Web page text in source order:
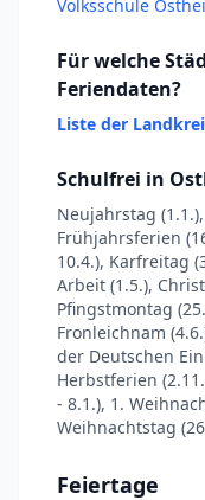
Volksschule
Für welche
Feriendaten?
Liste der
Schulfrei in
Neujahrstag
Frühjahrsferien
10.4.), Karfreitag
Arbeit (1.5.),
Pfingstmontag
Fronleichnam
der Deutschen
Herbstferien
- 8.1.), 1.
Weihnachtstag
Feiertage